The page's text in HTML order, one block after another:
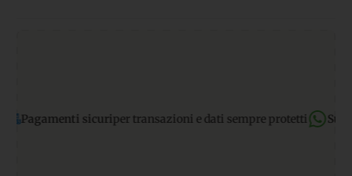
sicuriper transazioni e dati sempre protetti Supporto